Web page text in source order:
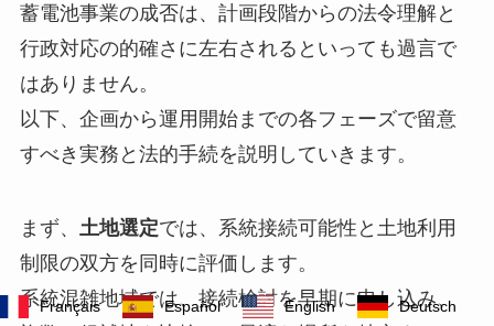
蓄電池事業の成否は、計画段階からの法令理解と
行政対応の的確さに左右されるといっても過言で
はありません。
以下、企画から運用開始までの各フェーズで留意
すべき実務と法的手続を説明していきます。
まず、 土地選定では、系統接続可能性と土地利用
制限の双方を同時に評価します。
系統混雑地域では、接続検討を早期に申し込み、
Deutsch
English
Español
Français